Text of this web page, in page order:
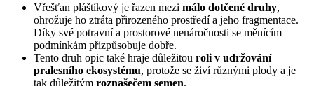
Vřešťan pláštíkový je řazen mezi málo dotčené druhy,
ohrožuje ho ztráta přirozeného prostředí a jeho fragmentace.
Díky své potravní a prostorové nenáročnosti se měnícím
podmínkám přizpůsobuje dobře.
Tento druh opic také hraje důležitou roli v udržování
pralesního ekosystému, protože se živí různými plody a je
tak důležitým roznašečem semen.